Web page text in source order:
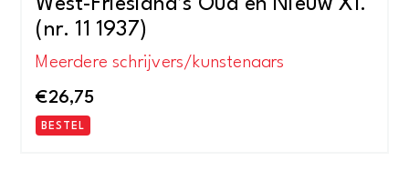
West-Friesland’s Oud en Nieuw XI.
(nr. 11 1937)
Meerdere schrijvers/kunstenaars
€26,75
BESTEL